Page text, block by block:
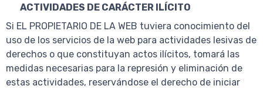
ACTIVIDADES DE CARÁCTER ILÍCITO
Si EL PROPIETARIO DE LA WEB tuviera conocimiento del
uso de los servicios de la web para actividades lesivas de
derechos o que constituyan actos ilícitos, tomará las
medidas necesarias para la represión y eliminación de
estas actividades, reservándose el derecho de iniciar